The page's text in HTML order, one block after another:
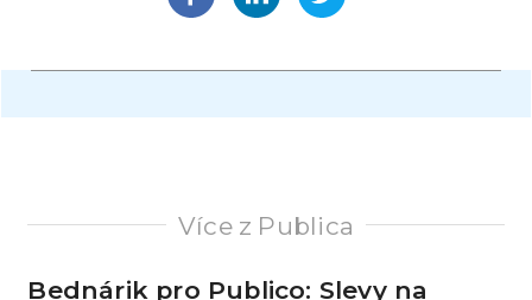
Více z Publica
Bednárik pro Publico: Slevy na